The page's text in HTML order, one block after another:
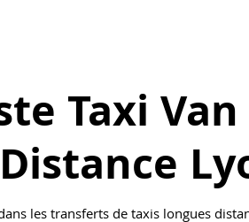
Taxi Van
les transferts de taxis longues